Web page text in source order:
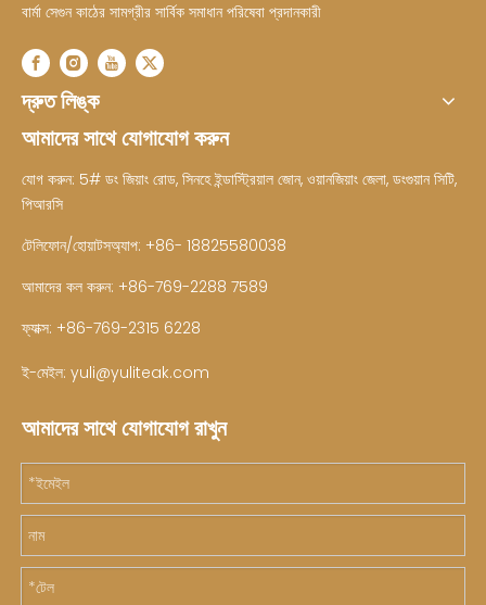
বার্মা সেগুন কাঠের সামগ্রীর সার্বিক সমাধান পরিষেবা প্রদানকারী
দ্রুত লিঙ্ক
আমাদের সাথে যোগাযোগ করুন
যোগ করুন: 5# ডং জিয়াং রোড, সিনহে ইন্ডাস্ট্রিয়াল জোন, ওয়ানজিয়াং জেলা, ডংগুয়ান সিটি,
পিআরসি
টেলিফোন/হোয়াটসঅ্যাপ: +86- 18825580038
আমাদের কল করুন: +86-769-2288 7589
ফ্যাক্স: +86-769-2315 6228
ই-মেইল: yuli@yuliteak.com
আমাদের সাথে যোগাযোগ রাখুন